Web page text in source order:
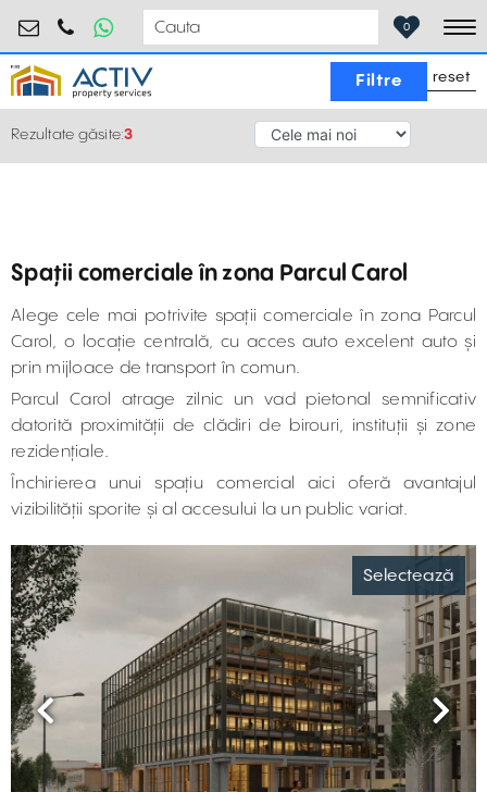
retail@activpropertyservices.ro
0730.000.076 0
Filtre reset
Rezultate găsite:3
Spații comerciale în zona Parcul Carol
Alege cele mai potrivite spații comerciale în zona Parcul
Carol, o locație centrală, cu acces auto excelent auto și
prin mijloace de transport în comun.
Parcul Carol atrage zilnic un vad pietonal semnificativ
datorită proximității de clădiri de birouri, instituții și zone
rezidențiale.
Închirierea unui spațiu comercial aici oferă avantajul
vizibilității sporite și al accesului la un public variat.
Selectează
Previous Next